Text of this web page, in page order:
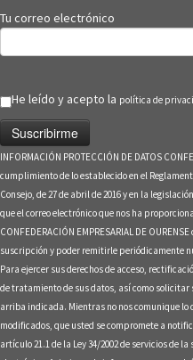
Tu correo electrónico
He leído y acepto la política de
INFORMACIÓN PROTECCIÓN DE DATOS
cumplimiento de lo establecido en el
Consejo, de 27 de abril de 2016 y en la
que el correo electrónico que nos ha
CONFEDERACIÓN EMPRESARIAL DE
suscripción y poder remitirle periódicamente
Para ejercer sus derechos de acceso,
de tratamiento de sus datos, así como
arriba indicada. Mientras no nos comunique lo
modificados, que usted se compromete a
artículo 21.1 de la Ley 34/2002 de servicios de